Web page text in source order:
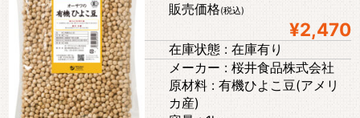
販売価格(税込)
¥2,470
在庫状態 : 在庫有り
メーカー : 桜井食品株式会社
原材料 : 有機ひよこ豆(アメリ
カ産)